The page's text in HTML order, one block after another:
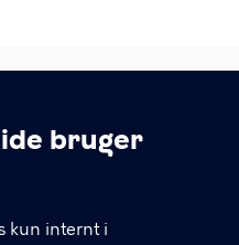
bruger
kun internt i